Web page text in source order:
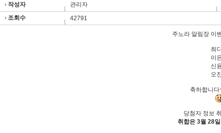
작성자
관리자
조회수
42791
주노라 알림장 이
최
이
신
오
축하합니
당첨자 정보
취합은 3월 28